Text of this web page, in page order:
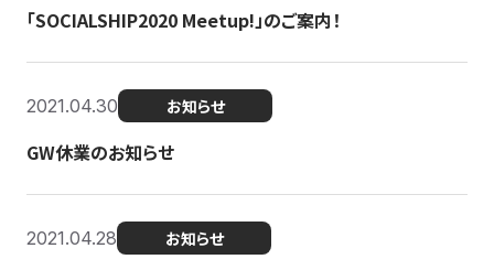
「SOCIALSHIP2020 Meetup!」のご案内！
2021.04.30 お知らせ
GW休業のお知らせ
2021.04.28 お知らせ